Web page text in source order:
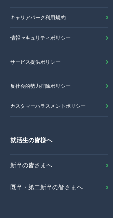
キャリアパーク利用規約
情報セキュリティポリシー
サービス提供ポリシー
反社会的勢力排除ポリシー
カスタマーハラスメントポリシー
就活生の皆様へ
新卒の皆さまへ
既卒・第二新卒の皆さまへ